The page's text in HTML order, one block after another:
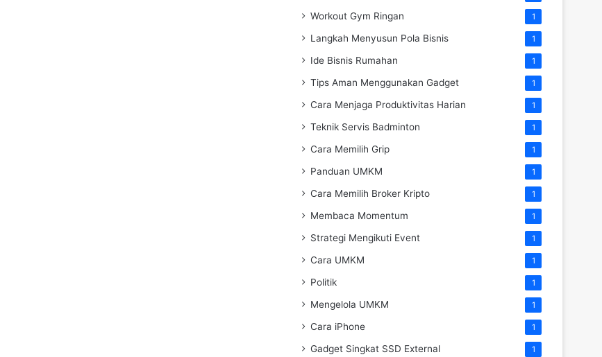
Workout Gym Ringan 1
Langkah Menyusun Pola Bisnis 1
Ide Bisnis Rumahan 1
Tips Aman Menggunakan Gadget 1
Cara Menjaga Produktivitas Harian 1
Teknik Servis Badminton 1
Cara Memilih Grip 1
Panduan UMKM 1
Cara Memilih Broker Kripto 1
Membaca Momentum 1
Strategi Mengikuti Event 1
Cara UMKM 1
Politik 1
Mengelola UMKM 1
Cara iPhone 1
Gadget Singkat SSD External 1